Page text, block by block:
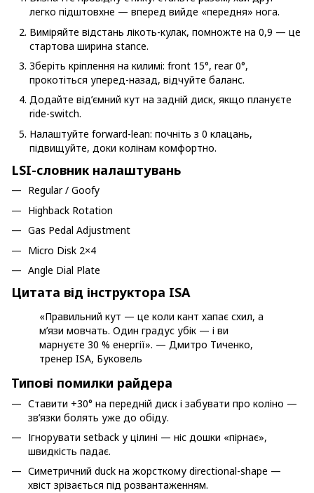
легко підштовхне — вперед вийде «передня» нога.
Виміряйте відстань лікоть-кулак, помножте на 0,9 — це
стартова ширина stance.
Зберіть кріплення на килимі: front 15°, rear 0°,
прокотіться уперед-назад, відчуйте баланс.
Додайте від’ємний кут на задній диск, якщо плануєте
ride-switch.
Налаштуйте forward-lean: почніть з 0 клацань,
підвищуйте, доки колінам комфортно.
LSI-словник налаштувань
Regular / Goofy
Highback Rotation
Gas Pedal Adjustment
Micro Disk 2×4
Angle Dial Plate
Цитата від інструктора ISA
«Правильний кут — це коли кант хапає схил, а
м’язи мовчать. Один градус убік — і ви
марнуєте 30 % енергії». — Дмитро Тиченко,
тренер ISA, Буковель
Типові помилки райдера
Ставити +30° на передній диск і забувати про коліно —
зв’язки болять уже до обіду.
Ігнорувати setback у цілині — ніс дошки «пірнає»,
швидкість падає.
Симетричний duck на жорсткому directional-shape —
хвіст зрізається під розвантаженням.